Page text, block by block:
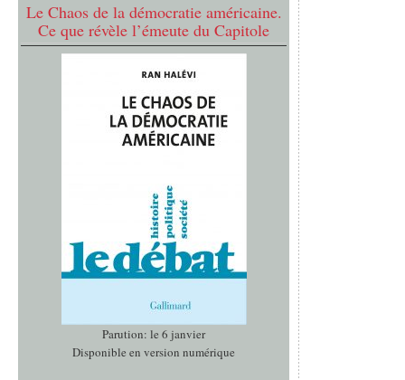
Le Chaos de la démocratie américaine.
Ce que révèle l’émeute du Capitole
Parution: le 6 janvier
Disponible en version numérique